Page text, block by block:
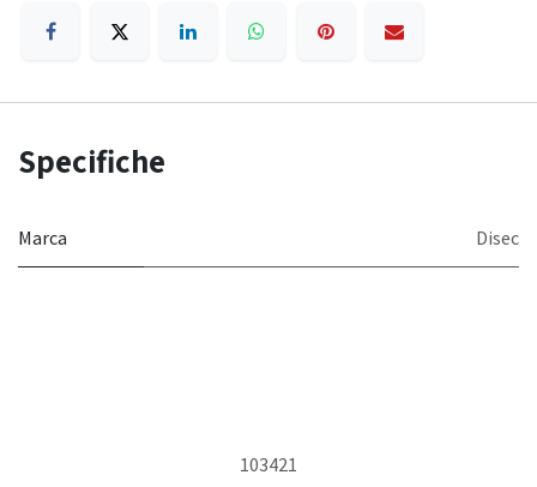
Specifiche
Marca Disec
103421